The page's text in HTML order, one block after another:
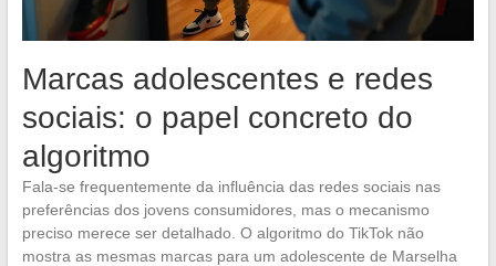
Marcas adolescentes e redes
sociais: o papel concreto do
algoritmo
Fala-se frequentemente da influência das redes sociais nas
preferências dos jovens consumidores, mas o mecanismo
preciso merece ser detalhado. O algoritmo do TikTok não
mostra as mesmas marcas para um adolescente de Marselha